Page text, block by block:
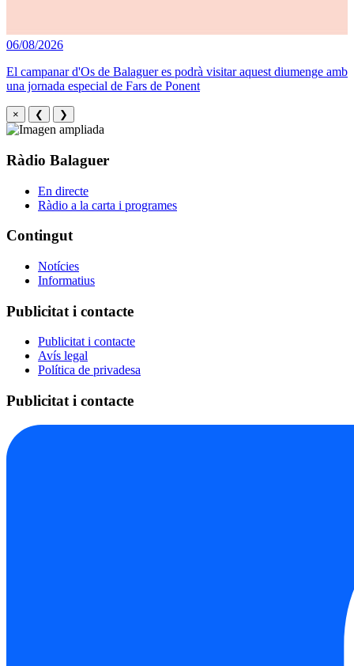
06/08/2026
El campanar d'Os de Balaguer es podrà visitar aquest diumenge amb
una jornada especial de Fars de Ponent
× ❮ ❯
Ràdio Balaguer
En directe
Ràdio a la carta i programes
Contingut
Notícies
Informatius
Publicitat i contacte
Publicitat i contacte
Avís legal
Política de privadesa
Publicitat i contacte